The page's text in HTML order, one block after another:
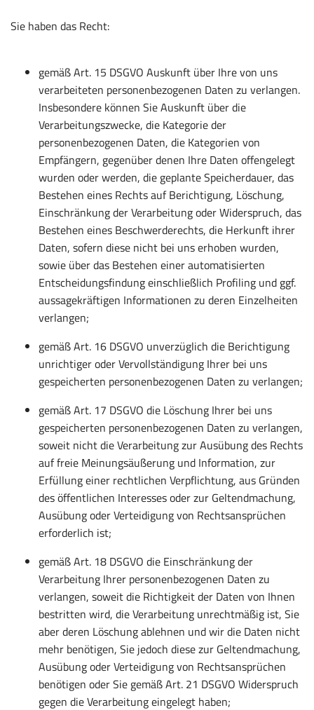
Sie haben das Recht:
gemäß Art. 15 DSGVO Auskunft über Ihre von uns
verarbeiteten personenbezogenen Daten zu verlangen.
Insbesondere können Sie Auskunft über die
Verarbeitungszwecke, die Kategorie der
personenbezogenen Daten, die Kategorien von
Empfängern, gegenüber denen Ihre Daten offengelegt
wurden oder werden, die geplante Speicherdauer, das
Bestehen eines Rechts auf Berichtigung, Löschung,
Einschränkung der Verarbeitung oder Widerspruch, das
Bestehen eines Beschwerderechts, die Herkunft ihrer
Daten, sofern diese nicht bei uns erhoben wurden,
sowie über das Bestehen einer automatisierten
Entscheidungsfindung einschließlich Profiling und ggf.
aussagekräftigen Informationen zu deren Einzelheiten
verlangen;
gemäß Art. 16 DSGVO unverzüglich die Berichtigung
unrichtiger oder Vervollständigung Ihrer bei uns
gespeicherten personenbezogenen Daten zu verlangen;
gemäß Art. 17 DSGVO die Löschung Ihrer bei uns
gespeicherten personenbezogenen Daten zu verlangen,
soweit nicht die Verarbeitung zur Ausübung des Rechts
auf freie Meinungsäußerung und Information, zur
Erfüllung einer rechtlichen Verpflichtung, aus Gründen
des öffentlichen Interesses oder zur Geltendmachung,
Ausübung oder Verteidigung von Rechtsansprüchen
erforderlich ist;
gemäß Art. 18 DSGVO die Einschränkung der
Verarbeitung Ihrer personenbezogenen Daten zu
verlangen, soweit die Richtigkeit der Daten von Ihnen
bestritten wird, die Verarbeitung unrechtmäßig ist, Sie
aber deren Löschung ablehnen und wir die Daten nicht
mehr benötigen, Sie jedoch diese zur Geltendmachung,
Ausübung oder Verteidigung von Rechtsansprüchen
benötigen oder Sie gemäß Art. 21 DSGVO Widerspruch
gegen die Verarbeitung eingelegt haben;